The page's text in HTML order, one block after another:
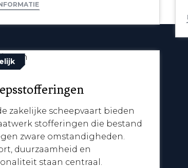
zakelijke scheepvaart bieden
stofferingen die bestand
zware omstandigheden.
duurzaamheid en
staan centraal.